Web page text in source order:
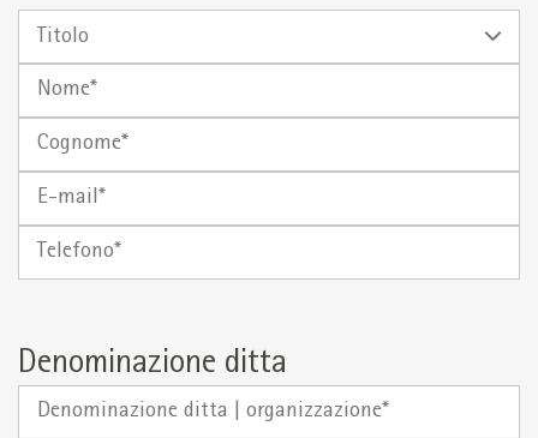
Titolo
Nome
Cognome
Telefono
Denominazione ditta
Denominazione